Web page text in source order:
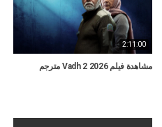
2:11:00
مشاهدة فيلم Vadh 2 2026 مترجم